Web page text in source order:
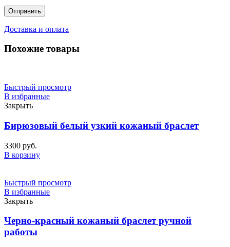
Доставка и оплата
Похожие товары
Быстрый просмотр
В избранные
Закрыть
Бирюзовый белый узкий кожаный браслет
3300 руб.
В корзину
Быстрый просмотр
В избранные
Закрыть
Черно-красный кожаный браслет ручной
работы